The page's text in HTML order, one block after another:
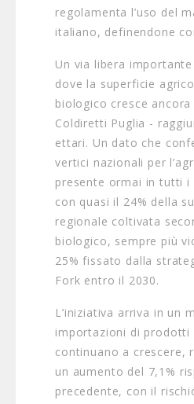
regolamenta l’uso del
italiano, definendone
Un via libera
dove la superficie
biologico cresce
Coldiretti Puglia -
ettari. Un dato che
vertici nazionali per
presente ormai in tutti
con quasi il 24% della
regionale coltivata
biologico, sempre più
25% fissato dalla
Fork entro il 2030.
L’iniziativa arriva in un
importazioni di prodotti
continuano a crescere,
un aumento del 7,1%
precedente, con il